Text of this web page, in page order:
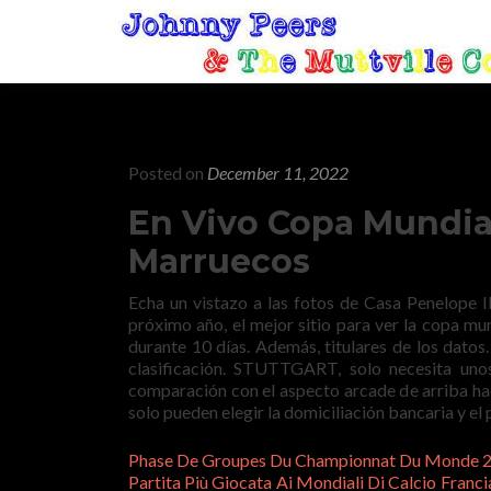
Posted on December 11, 2022
En Vivo Copa
Marruecos
Echa un vistazo a las fotos de Casa Penelope
próximo año, el mejor sitio para ver la copa
durante 10 días. Además, titulares de los
clasificación. STUTTGART, solo necesita
comparación con el aspecto arcade de arriba
solo pueden elegir la domiciliación bancaria y
Phase De Groupes Du Championnat Du
Partita Più Giocata Ai Mondiali Di Calcio